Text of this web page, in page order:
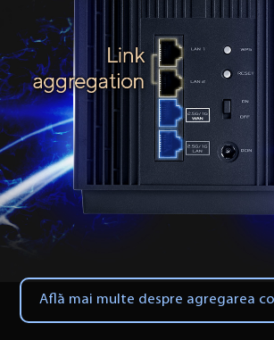
Află mai multe despre agregarea